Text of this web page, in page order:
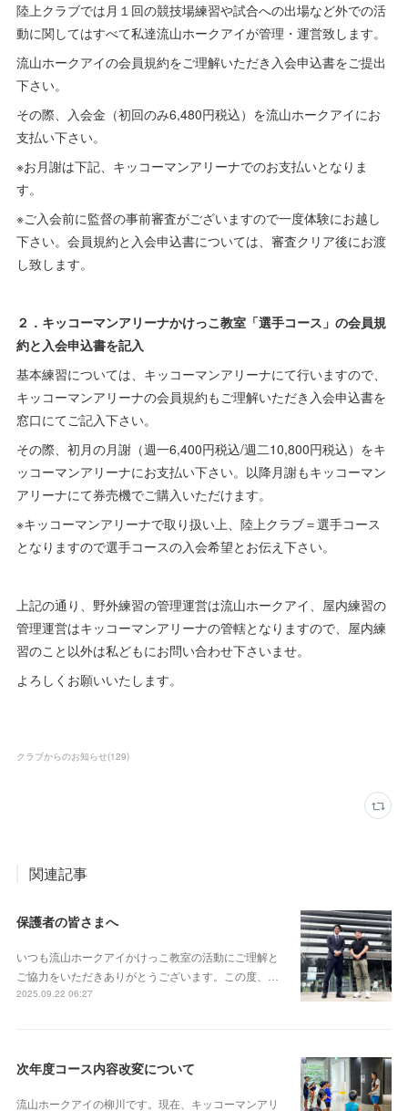
陸上クラブでは月１回の競技場練習や試合への出場など外での活
動に関してはすべて私達流山ホークアイが管理・運営致します。
流山ホークアイの会員規約をご理解いただき入会申込書をご提出
下さい。
その際、入会金（初回のみ6,480円税込）を流山ホークアイにお
支払い下さい。
※お月謝は下記、キッコーマンアリーナでのお支払いとなりま
す。
※ご入会前に監督の事前審査がございますので一度体験にお越し
下さい。会員規約と入会申込書については、審査クリア後にお渡
し致します。
２．キッコーマンアリーナかけっこ教室「選手コース」の会員規
約と入会申込書を記入
基本練習については、キッコーマンアリーナにて行いますので、
キッコーマンアリーナの会員規約もご理解いただき入会申込書を
窓口にてご記入下さい。
その際、初月の月謝（週一6,400円税込/週二10,800円税込）をキ
ッコーマンアリーナにお支払い下さい。以降月謝もキッコーマン
アリーナにて券売機でご購入いただけます。
※キッコーマンアリーナで取り扱い上、陸上クラブ＝選手コース
となりますので選手コースの入会希望とお伝え下さい。
上記の通り、野外練習の管理運営は流山ホークアイ、屋内練習の
管理運営はキッコーマンアリーナの管轄となりますので、屋内練
習のこと以外は私どもにお問い合わせ下さいませ。
よろしくお願いいたします。
クラブからのお知らせ(129)
関連記事
保護者の皆さまへ
いつも流山ホークアイかけっこ教室の活動にご理解と
ご協力をいただきありがとうございます。この度、…
2025.09.22 06:27
次年度コース内容改変について
流山ホークアイの柳川です。現在、キッコーマンアリ